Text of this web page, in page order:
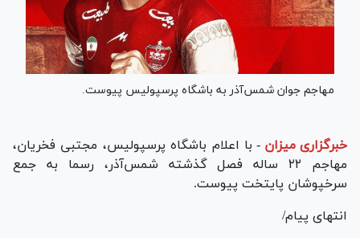
مهاجم جوان شمس‌آذر به باشگاه پرسپولیس پیوست.
خبرگزاری میزان - با اعلام باشگاه پرسپولیس، مجتبی فخریان،
مهاجم ۲۲ ساله فصل گذشته شمس‌آذر، رسما به جمع
سرخپوشان پایتخت پیوست.
انتهای پیام/